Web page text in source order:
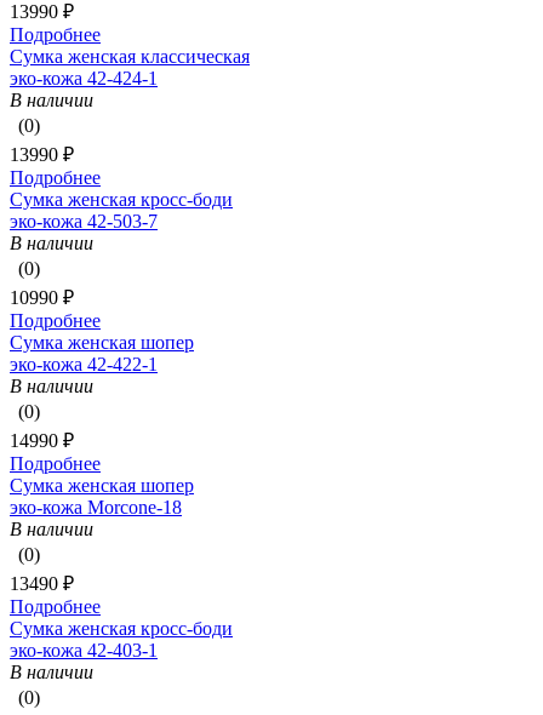
13990 ₽
Подробнее
Сумка женская классическая
эко-кожа 42-424-1
В наличии
(0)
13990 ₽
Подробнее
Сумка женская кросс-боди
эко-кожа 42-503-7
В наличии
(0)
10990 ₽
Подробнее
Сумка женская шопер
эко-кожа 42-422-1
В наличии
(0)
14990 ₽
Подробнее
Сумка женская шопер
эко-кожа Morcone-18
В наличии
(0)
13490 ₽
Подробнее
Сумка женская кросс-боди
эко-кожа 42-403-1
В наличии
(0)